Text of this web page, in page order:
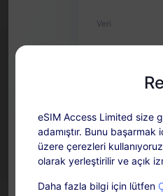
Veri
Plan Detayları
eSIM Access Limited size
adamıştır. Bunu
üzere çerezleri
olarak yerleştirilir ve açık
Daha fazla bilgi için lütfen